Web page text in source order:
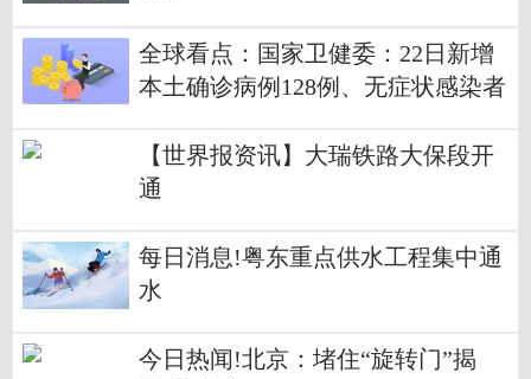
全球看点：国家卫健委：22日新增
本土确诊病例128例、无症状感染者
【世界报资讯】大瑞铁路大保段开
通
每日消息!粤东重点供水工程集中通
水
今日热闻!北京：堵住“旋转门”揭